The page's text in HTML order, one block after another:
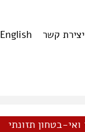
יצירת קשר English
ואי-בטחון תזונתי